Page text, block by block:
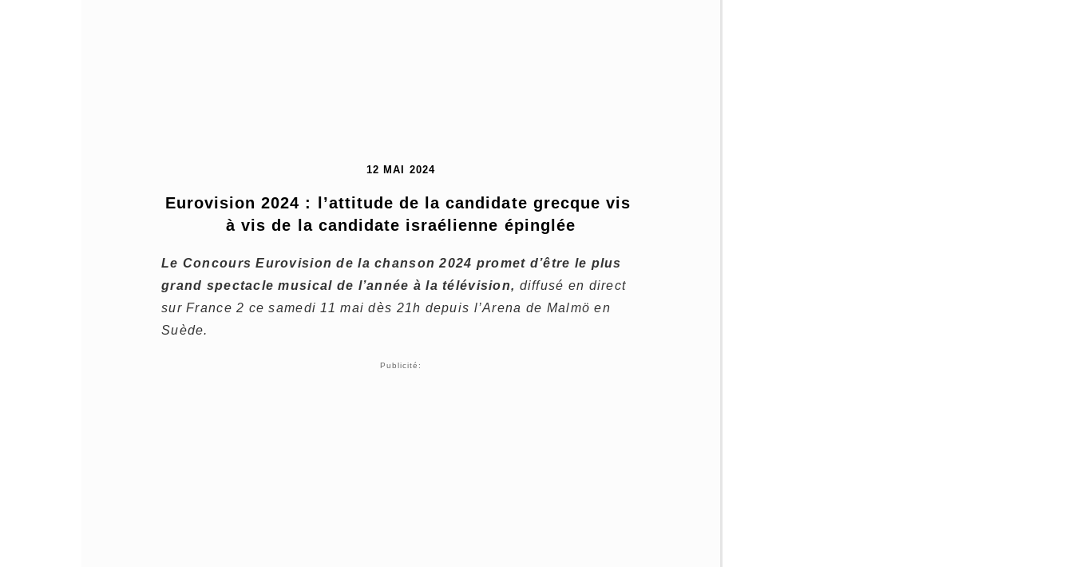
12 MAI 2024
Eurovision 2024 : l’attitude de la candidate grecque vis
à vis de la candidate israélienne épinglée
Le Concours Eurovision de la chanson 2024 promet d’être le plus
grand spectacle musical de l’année à la télévision, diffusé en direct
sur France 2 ce samedi 11 mai dès 21h depuis l’Arena de Malmö en
Suède.
Publicité: